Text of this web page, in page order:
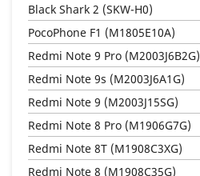
Black Shark 2 (SKW-H0)
PocoPhone F1 (M1805E10A)
Redmi Note 9 Pro (M2003J6B2G)
Redmi Note 9s (M2003J6A1G)
Redmi Note 9 (M2003J15SG)
Redmi Note 8 Pro (M1906G7G)
Redmi Note 8T (M1908C3XG)
Redmi Note 8 (M1908C35G)